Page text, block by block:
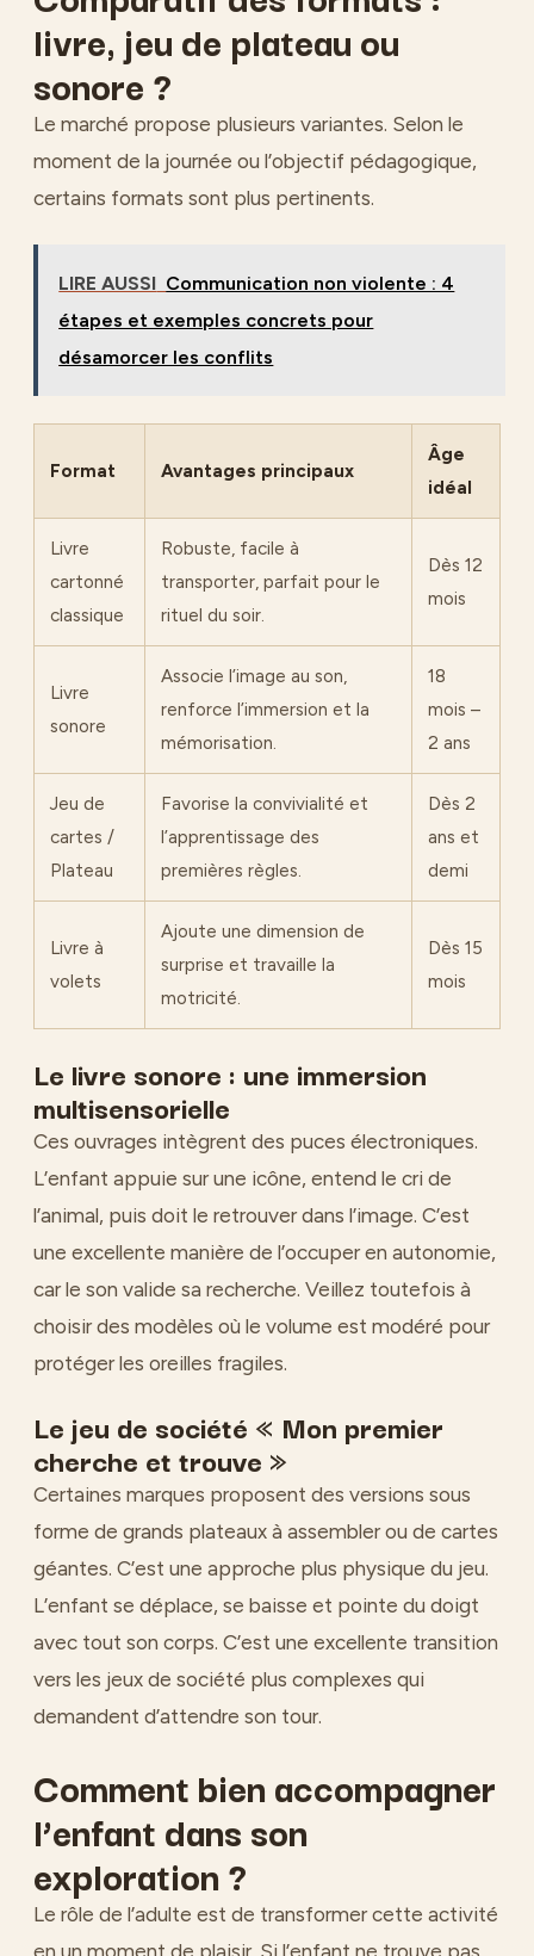
livre, jeu de plateau ou
sonore ?
Le marché propose plusieurs variantes. Selon le
moment de la journée ou l’objectif pédagogique,
certains formats sont plus pertinents.
LIRE AUSSI Communication non violente : 4
étapes et exemples concrets pour
désamorcer les conflits
Format Avantages principaux
Âge
idéal
Livre
cartonné
classique
Robuste, facile à
transporter, parfait pour le
rituel du soir.
Dès 12
mois
Livre
sonore
Associe l’image au son,
renforce l’immersion et la
mémorisation.
18
mois –
2 ans
Jeu de
cartes /
Plateau
Favorise la convivialité et
l’apprentissage des
premières règles.
Dès 2
ans et
demi
Livre à
volets
Ajoute une dimension de
surprise et travaille la
motricité.
Dès 15
mois
Le livre sonore : une immersion
multisensorielle
Ces ouvrages intègrent des puces électroniques.
L’enfant appuie sur une icône, entend le cri de
l’animal, puis doit le retrouver dans l’image. C’est
une excellente manière de l’occuper en autonomie,
car le son valide sa recherche. Veillez toutefois à
choisir des modèles où le volume est modéré pour
protéger les oreilles fragiles.
Le jeu de société « Mon premier
cherche et trouve »
Certaines marques proposent des versions sous
forme de grands plateaux à assembler ou de cartes
géantes. C’est une approche plus physique du jeu.
L’enfant se déplace, se baisse et pointe du doigt
avec tout son corps. C’est une excellente transition
vers les jeux de société plus complexes qui
demandent d’attendre son tour.
Comment bien accompagner
l’enfant dans son
exploration ?
Le rôle de l’adulte est de transformer cette activité
en un moment de plaisir. Si l’enfant ne trouve pas